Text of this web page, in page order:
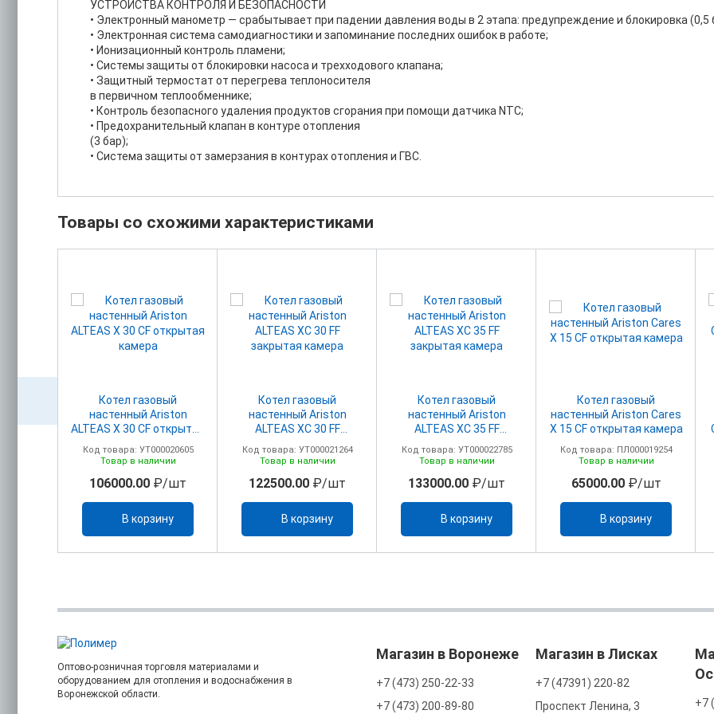
УСТРОЙСТВА КОНТРОЛЯ И БЕЗОПАСНОСТИ
• Электронный манометр — срабытывает при падении давления воды в 2 этапа: предупреждение и блокировка (0,5
• Электронная система самодиагностики и запоминание последних ошибок в работе;
• Ионизационный контроль пламени;
• Системы защиты от блокировки насоса и трехходового клапана;
• Защитный термостат от перегрева теплоносителя
в первичном теплообменнике;
• Контроль безопасного удаления продуктов сгорания при помощи датчика NTC;
• Предохранительный клапан в контуре отопления
(3 бар);
• Система защиты от замерзания в контурах отопления и ГВС.
Товары со схожими характеристиками
Котел газовый
настенный Ariston
ALTEAS Х 30 CF открытая
Код товара: УТ000020605
Товар в наличии
106000.00 ₽/шт
В корзину
Котел газовый
настенный Ariston
ALTEAS ХC 30 FF
Код товара: УТ000021264
Товар в наличии
122500.00 ₽/шт
В корзину
Котел газовый
настенный Ariston
ALTEAS ХC 35 FF
Код товара: УТ000022785
Товар в наличии
133000.00 ₽/шт
В корзину
Котел газовый
настенный Ariston Cares
X 15 CF открытая камера
Код товара: ПЛ000019254
Товар в наличии
65000.00₽/шт
В корзину
Оптово-розничная торговля материалами и
оборудованием для отопления и водоснабжения в
Воронежской области.
Магазин в Воронеже
+7 (473) 250-22-33
+7 (473) 200-89-80
Магазин в Лисках
+7 (47391) 220-82
Проспект Ленина, 3
+7